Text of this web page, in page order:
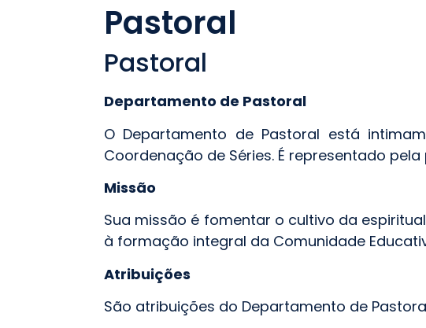
Pastoral
Pastoral
Departamento de Pastoral
O Departamento de Pastoral está
Coordenação de Séries. É representado
Missão
Sua missão é fomentar o cultivo da
à formação integral da Comunidade
Atribuições
São atribuições do Departamento de